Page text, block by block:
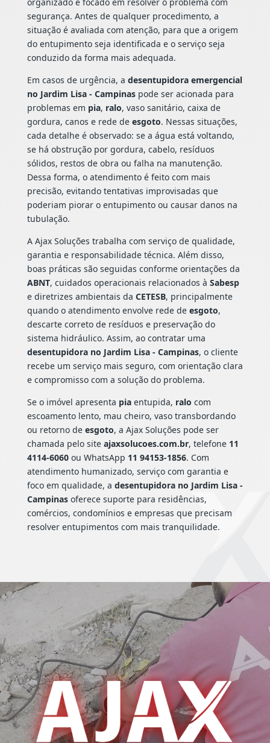
segurança. Antes de qualquer procedimento, a
situação é avaliada com atenção, para que a origem
do entupimento seja identificada e o serviço seja
conduzido da forma mais adequada.
Em casos de urgência, a desentupidora emergencial
no Jardim Lisa - Campinaspode ser acionada para
problemas em pia, ralo, vaso sanitário, caixa de
gordura, canos e rede de esgoto. Nessas situações,
cada detalhe é observado: se a água está voltando,
se há obstrução por gordura, cabelo, resíduos
sólidos, restos de obra ou falha na manutenção.
Dessa forma, o atendimento é feito com mais
precisão, evitando tentativas improvisadas que
poderiam piorar o entupimento ou causar danos na
tubulação.
A Ajax Soluções trabalha com serviço de qualidade,
garantia e responsabilidade técnica. Além disso,
boas práticas são seguidas conforme orientações da
ABNT, cuidados operacionais relacionados à Sabesp
e diretrizes ambientais da CETESB, principalmente
quando o atendimento envolve rede de esgoto,
descarte correto de resíduos e preservação do
sistema hidráulico. Assim, ao contratar uma
desentupidora no Jardim Lisa - Campinas, o cliente
recebe um serviço mais seguro, com orientação clara
e compromisso com a solução do problema.
Se o imóvel apresenta piaentupida, ralo com
escoamento lento, mau cheiro, vaso transbordando
ou retorno de esgoto, a Ajax Soluções pode ser
chamada pelo site ajaxsolucoes.com.br, telefone 11
4114-6060ou WhatsApp 11 94153-1856. Com
atendimento humanizado, serviço com garantia e
foco em qualidade, a desentupidora no Jardim Lisa -
Campinasoferece suporte para residências,
comércios, condomínios e empresas que precisam
resolver entupimentos com mais tranquilidade.